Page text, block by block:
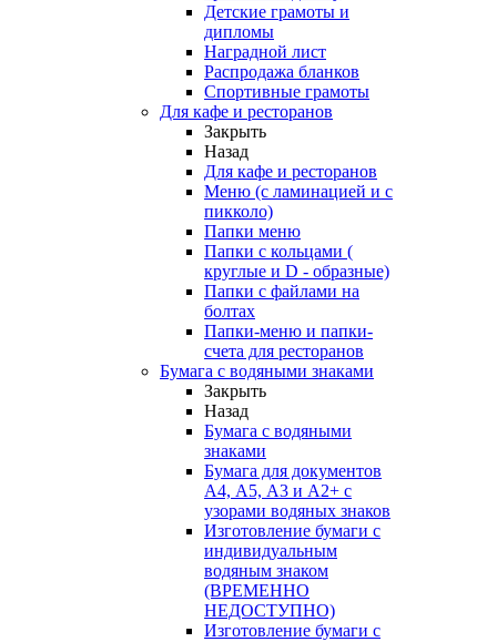
Детские грамоты и
дипломы
Наградной лист
Распродажа бланков
Спортивные грамоты
Для кафе и ресторанов
Закрыть
Назад
Для кафе и ресторанов
Меню (с ламинацией и с
пикколо)
Папки меню
Папки с кольцами (
круглые и D - образные)
Папки с файлами на
болтах
Папки-меню и папки-
счета для ресторанов
Бумага с водяными знаками
Закрыть
Назад
Бумага с водяными
знаками
Бумага для документов
А4, А5, А3 и А2+ с
узорами водяных знаков
Изготовление бумаги с
индивидуальным
водяным знаком
(ВРЕМЕННО
НЕДОСТУПНО)
Изготовление бумаги с